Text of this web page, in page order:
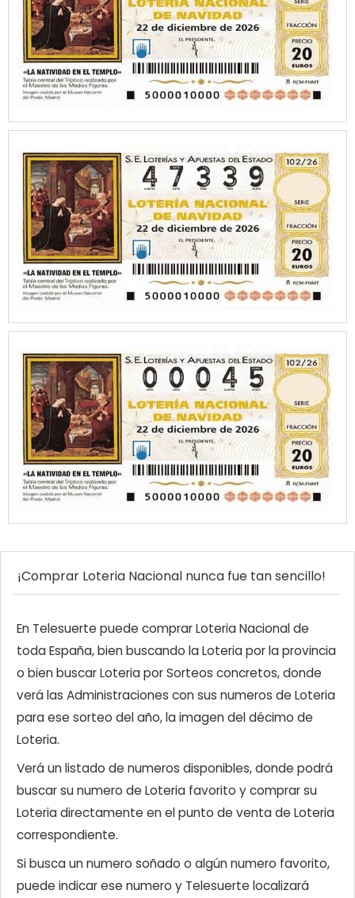
¡Comprar Loteria Nacional nunca fue tan sencillo!
En Telesuerte puede comprar Loteria Nacional de
toda España, bien buscando la Loteria por la provincia
o bien buscar Loteria por Sorteos concretos, donde
verá las Administraciones con sus numeros de Loteria
para ese sorteo del año, la imagen del décimo de
Loteria.
Verá un listado de numeros disponibles, donde podrá
buscar su numero de Loteria favorito y comprar su
Loteria directamente en el punto de venta de Loteria
correspondiente.
Si busca un numero soñado o algún numero favorito,
puede indicar ese numero y Telesuerte localizará